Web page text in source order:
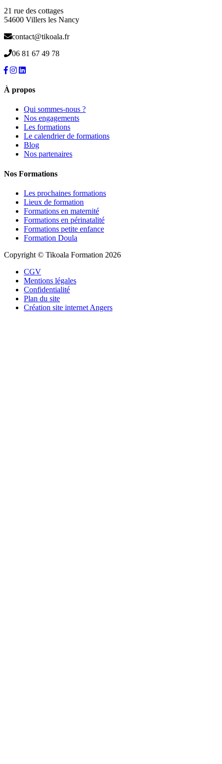
21 rue des cottages
54600 Villers les Nancy
contact@tikoala.fr
06 81 67 49 78
À propos
Qui sommes-nous ?
Nos engagements
Les formations
Le calendrier de formations
Blog
Nos partenaires
Nos Formations
Les prochaines formations
Lieux de formation
Formations en maternité
Formations en périnatalité
Formations petite enfance
Formation Doula
Copyright © Tikoala Formation 2026
CGV
Mentions légales
Confidentialité
Plan du site
Création site internet Angers